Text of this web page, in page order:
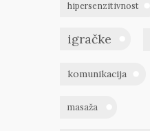
hipersenzitivnost
igračke
komunikacija
masaža